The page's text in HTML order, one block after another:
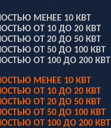
МЕНЕЕ 10 КВТ
ОТ 10 ДО 20 КВТ
ОТ 20 ДО 50 КВТ
ОТ 50 ДО 100 КВТ
ОТ 100 ДО 200 КВТ
МЕНЕЕ 10 КВТ
ОТ 10 ДО 20 КВТ
ОТ 20 ДО 50 КВТ
ОТ 50 ДО 100 КВТ
ОТ 100 ДО 200 КВТ